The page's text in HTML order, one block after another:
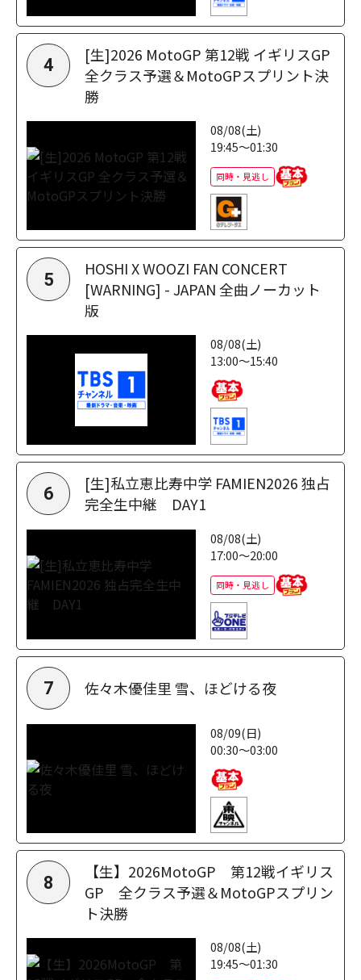
4
[生]2026 MotoGP 第12戦 イギリスGP
全クラス予選＆MotoGPスプリント決
勝
08/08(土)
19:45～01:30
同時・見逃し
5
HOSHI X WOOZI FAN CONCERT
[WARNING] - JAPAN 全曲ノーカット
版
08/08(土)
13:00～15:40
6
[生]私立恵比寿中学 FAMIEN2026 独占
完全生中継 DAY1
08/08(土)
17:00～20:00
同時・見逃し
7 佐々木優佳里 雪、ほどける夜
08/09(日)
00:30～03:00
8
【生】2026MotoGP 第12戦イギリス
GP 全クラス予選＆MotoGPスプリン
ト決勝
08/08(土)
19:45～01:30